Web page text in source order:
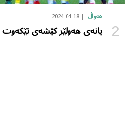
هەواڵ 2024-04-18
یانەی هەولێر کێشەی تێکەوت